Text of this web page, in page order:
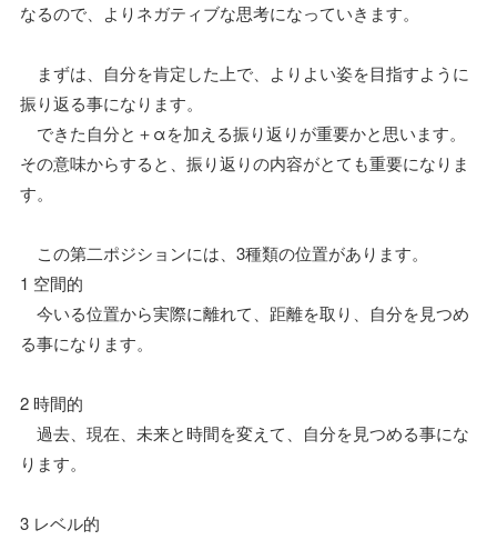
なるので、よりネガティブな思考になっていきます。
まずは、自分を肯定した上で、よりよい姿を目指すように
振り返る事になります。
できた自分と＋αを加える振り返りが重要かと思います。
その意味からすると、振り返りの内容がとても重要になりま
す。
この第二ポジションには、3種類の位置があります。
1 空間的
今いる位置から実際に離れて、距離を取り、自分を見つめ
る事になります。
2 時間的
過去、現在、未来と時間を変えて、自分を見つめる事にな
ります。
3 レベル的